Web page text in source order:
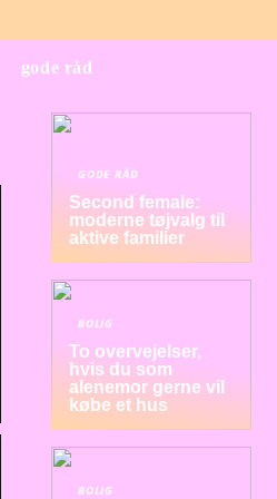
gode råd
GODE RÅD
Second female:
moderne tøjvalg til
aktive familier
BOLIG
To overvejelser,
hvis du som
alenemor gerne vil
købe et hus
BOLIG